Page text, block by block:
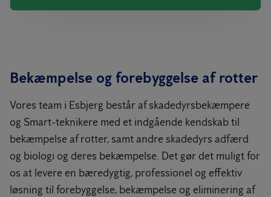
Bekæmpelse og forebyggelse af rotter
Vores team i Esbjerg består af skadedyrsbekæmpere
og Smart-teknikere med et indgående kendskab til
bekæmpelse af rotter, samt andre skadedyrs adfærd
og biologi og deres bekæmpelse. Det gør det muligt for
os at levere en bæredygtig, professionel og effektiv
løsning til forebyggelse, bekæmpelse og eliminering af